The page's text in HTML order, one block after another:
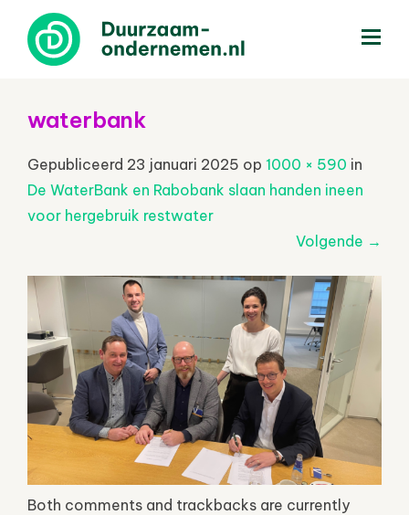
waterbank
Gepubliceerd 23 januari 2025 op 1000 × 590 in
De WaterBank en Rabobank slaan handen ineen
voor hergebruik restwater
Volgende →
Both comments and trackbacks are currently